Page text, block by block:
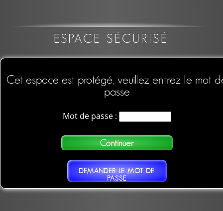
ESPACE SÉCURISÉ
Cet espace est protégé, veuillez entrez le mot
passe
Mot de passe :
DEMANDER LE MOT DE
PASSE